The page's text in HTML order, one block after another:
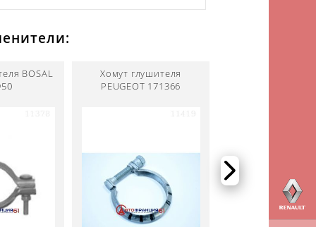
BOSAL
Хомут глушителя
PEUGEOT 171366